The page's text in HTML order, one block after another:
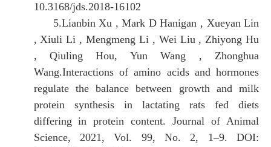
10.3168/jds.2018-16102
5.Lianbin Xu , Mark D Hanigan , Xueyan Lin
, Xiuli Li , Mengmeng Li , Wei Liu , Zhiyong Hu
, Qiuling Hou, Yun Wang , Zhonghua
Wang.Interactions of amino acids and hormones
regulate the balance between growth and milk
protein synthesis in lactating rats fed diets
differing in protein content. Journal of Animal
Science, 2021, Vol. 99, No. 2, 1–9. DOI: